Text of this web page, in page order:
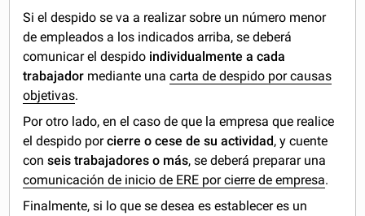
Si el despido se va a realizar sobre un número menor
de empleados a los indicados arriba, se deberá
comunicar el despido individualmente a cada
trabajador mediante unacarta de despido por causas
objetivas.
Por otro lado, en el caso de que la empresa que realice
el despido porcierre o cese de su actividad, y cuente
con seis trabajadores o más, se deberá preparar una
comunicación de inicio de ERE por cierre de empresa.
Finalmente, si lo que se desea es establecer es un